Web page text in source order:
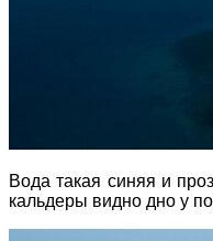
Вода такая синяя и
кальдеры видно дно у